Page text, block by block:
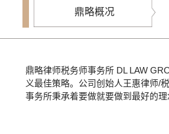
鼎略概况
鼎略律师税务师事务所 DL LAW
义最佳策略。公司创始人王惠律师/
事务所秉承着要做就要做到最好的